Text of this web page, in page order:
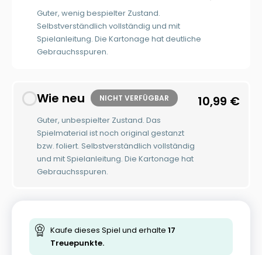
Guter, wenig bespielter Zustand.
Selbstverständlich vollständig und mit
Spielanleitung. Die Kartonage hat deutliche
Gebrauchsspuren.
Wie neu NICHT VERFÜGBAR
Guter, unbespielter Zustand. Das
Spielmaterial ist noch original gestanzt
bzw. foliert. Selbstverständlich vollständig
und mit Spielanleitung. Die Kartonage hat
Gebrauchsspuren.
10,99 €
Kaufe dieses Spiel und erhalte 17
Treuepunkte.